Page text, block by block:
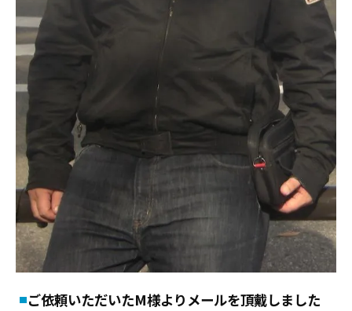
ご依頼いただいたM様よりメールを頂戴しました